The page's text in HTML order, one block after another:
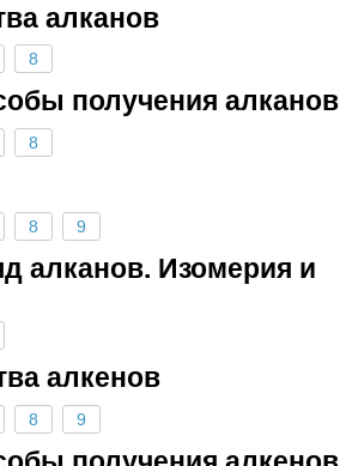
алканов
8
получения алканов
8
8 9
алканов. Изомерия и
алкенов
8 9